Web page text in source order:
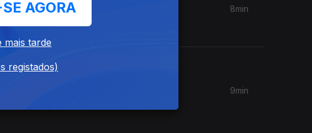
Choo Choo"
8min
The Nature Of
9min
AGORA
mais tarde
registados)